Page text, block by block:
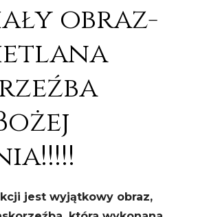
obraz-
jest wyjątkowy obraz,